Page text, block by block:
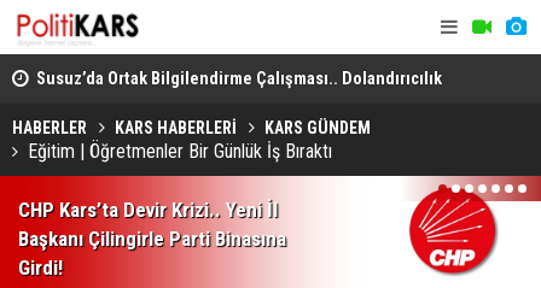
Susuz’da Ortak Bilgilendirme Çalışması.. Dolandırıcılık
ve Şiddete Karşı Uyarı!
HABERLER KARS HABERLERİ KARS GÜNDEM
Eğitim | Öğretmenler Bir Günlük İş Bıraktı
CHP Kars’ta Devir Krizi.. Yeni İl
Başkanı Çilingirle Parti Binasına
Girdi!
1 2 3 4 5 6 7